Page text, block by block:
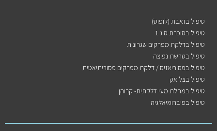
טיפול בזאבת (לופוס)
טיפול בסוכרת סוג 1
טיפול בדלקת מפרקים שגרונית
טיפול בטרשת נפוצה
טיפול בפסוריאזיס / דלקת מפרקים פסוריתיאטית
טיפול בצליאק
טיפול במחלת מעי דלקתית- קרוהן
טיפול בפיברומיאלגיה